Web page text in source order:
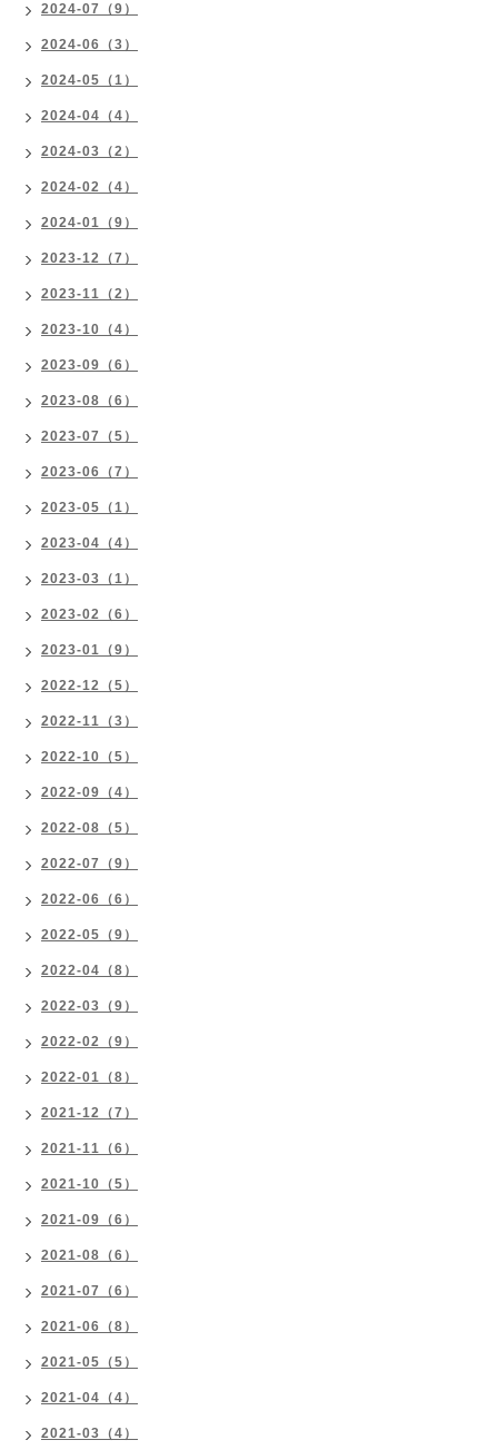
2024-07（9）
2024-06（3）
2024-05（1）
2024-04（4）
2024-03（2）
2024-02（4）
2024-01（9）
2023-12（7）
2023-11（2）
2023-10（4）
2023-09（6）
2023-08（6）
2023-07（5）
2023-06（7）
2023-05（1）
2023-04（4）
2023-03（1）
2023-02（6）
2023-01（9）
2022-12（5）
2022-11（3）
2022-10（5）
2022-09（4）
2022-08（5）
2022-07（9）
2022-06（6）
2022-05（9）
2022-04（8）
2022-03（9）
2022-02（9）
2022-01（8）
2021-12（7）
2021-11（6）
2021-10（5）
2021-09（6）
2021-08（6）
2021-07（6）
2021-06（8）
2021-05（5）
2021-04（4）
2021-03（4）